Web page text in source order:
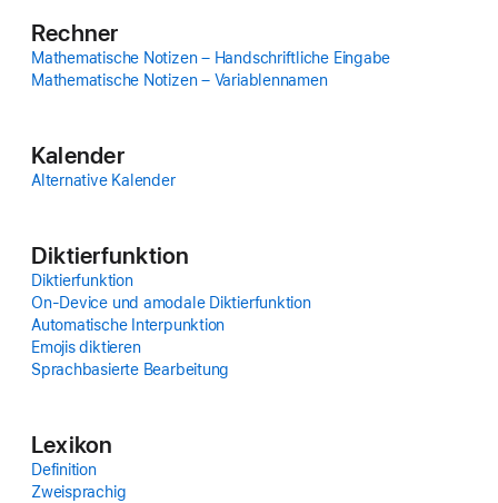
Rechner
Mathematische Notizen – Hand­schriftliche Ein­gabe
Mathematische Notizen – Variablennamen
Kalender
Alternative Kalender
Diktier­funk­tion
Diktier­funk­tion
On-Device und amodale Diktier­funk­tion
Auto­matische Inter­punktion
Emojis diktieren
Sprachbasierte Bearbeitung
Lexikon
Definition
Zweisprachig